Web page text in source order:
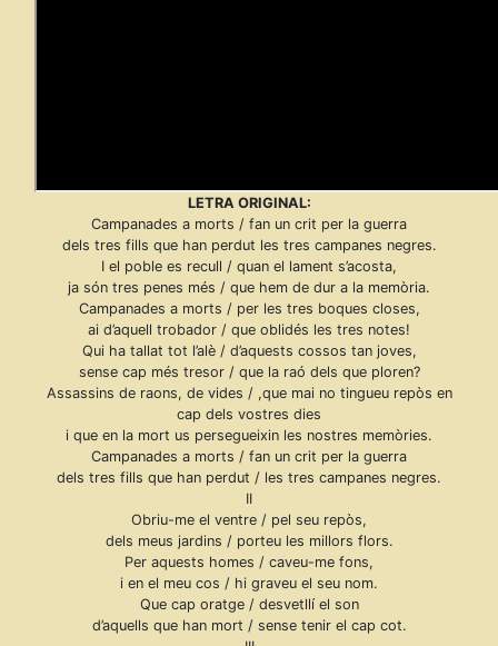
LETRA ORIGINAL:
Campanades a morts / fan un crit per la guerra
dels tres fills que han perdut les tres campanes negres.
I el poble es recull / quan el lament s’acosta,
ja són tres penes més / que hem de dur a la memòria.
Campanades a morts / per les tres boques closes,
ai d’aquell trobador / que oblidés les tres notes!
Qui ha tallat tot l’alè / d’aquests cossos tan joves,
sense cap més tresor / que la raó dels que ploren?
Assassins de raons, de vides / ,que mai no tingueu repòs en
cap dels vostres dies
i que en la mort us persegueixin les nostres memòries.
Campanades a morts / fan un crit per la guerra
dels tres fills que han perdut / les tres campanes negres.
II
Obriu-me el ventre / pel seu repòs,
dels meus jardins / porteu les millors flors.
Per aquests homes / caveu-me fons,
i en el meu cos / hi graveu el seu nom.
Que cap oratge / desvetllí el son
d’aquells que han mort / sense tenir el cap cot.